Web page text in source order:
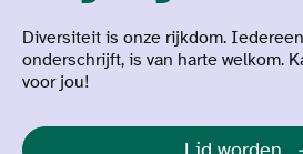
Diversiteit is onze rijkdom.
onderschrijft, is van harte welkom.
voor jou!